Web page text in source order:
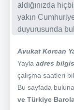
aldığınızda
yakın
duyurusunda
Avukat Korcan
Yayla adres
çalışma saatleri
Bu sayfada
ve Türkiye